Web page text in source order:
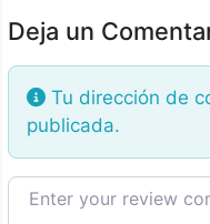
Deja un
Tu dirección de
publicada.
Texto de la reseña